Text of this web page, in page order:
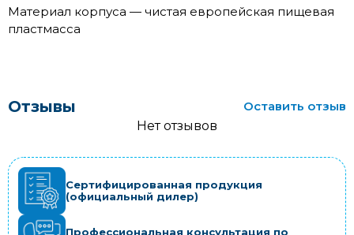
Материал корпуса — чистая европейская пищевая
пластмасса
Отзывы
Оставить отзыв
Нет отзывов
Сертифицированная продукция
(официальный дилер)
Профессиональная консультация по